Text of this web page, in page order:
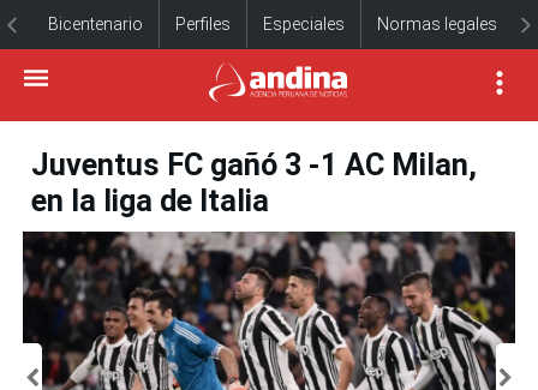
Bicentenario Perfiles Especiales Normas legales
Juventus FC gañó 3 -1 AC Milan,
en la liga de Italia